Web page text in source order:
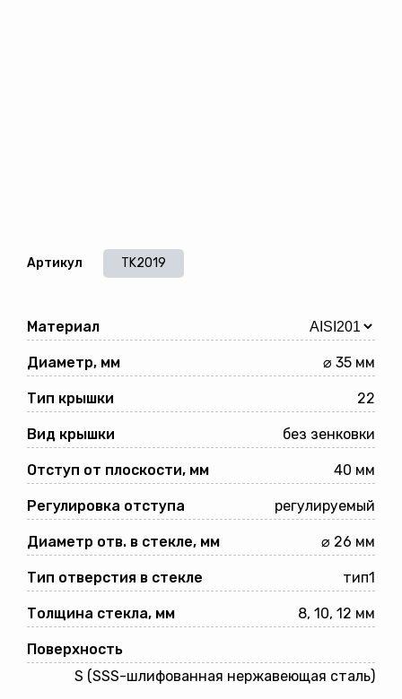
Артикул TK2019
Материал
Диаметр, мм ⌀ 35 мм
Тип крышки 22
Вид крышки без зенковки
Отступ от плоскости, мм 40 мм
Регулировка отступа регулируемый
Диаметр отв. в стекле, мм ⌀ 26 мм
Тип отверстия в стекле тип1
Толщина стекла, мм 8, 10, 12 мм
Поверхность
S (SSS-шлифованная нержавеющая сталь)